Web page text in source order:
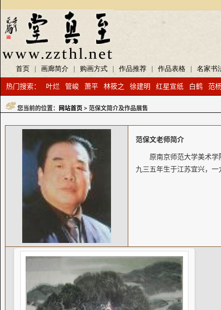
首页 画廊简介 购画方式 作品推荐 作品表格 名家书
热门搜索： 叶烂 管峻 萧平 林筱之 徐建明 红星宣纸 白鹤 范
您当前的位置： 网站首页> 范保文简介及作品展售
范保文老师简介
原南京师范大学美术
九三五年生于江苏宜兴，